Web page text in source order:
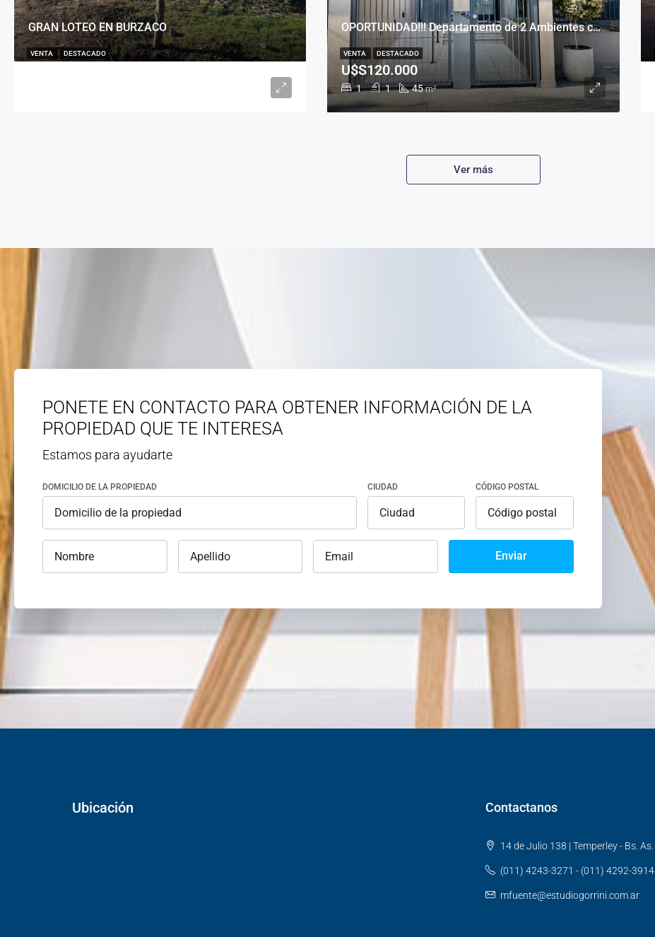
GRAN LOTEO EN BURZACO
VENTA DESTACADO
OPORTUNIDAD!!! Departamento de 2 Ambientes con Cochera en Banfield Este
1 1 45 m²
U$S120.000
VENTA DESTACADO
Ver más
PONETE EN CONTACTO PARA OBTENER INFORMACIÓN DE LA
PROPIEDAD QUE TE INTERESA
Estamos para ayudarte
DOMICILIO DE LA PROPIEDAD CIUDAD CÓDIGO POSTAL
Enviar
Ubicación Contactanos
14 de Julio 138 | Temperley - Bs. As.
(011) 4243-3271 - (011) 4292-3914
mfuente@estudiogorrini.com.ar